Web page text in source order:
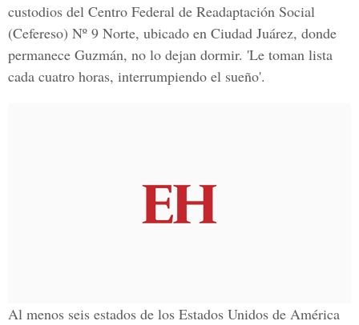
custodios del Centro Federal de Readaptación Social
(Cefereso) Nº 9 Norte, ubicado en Ciudad Juárez, donde
permanece Guzmán, no lo dejan dormir. 'Le toman lista
cada cuatro horas, interrumpiendo el sueño'.
Al menos seis estados de los Estados Unidos de América